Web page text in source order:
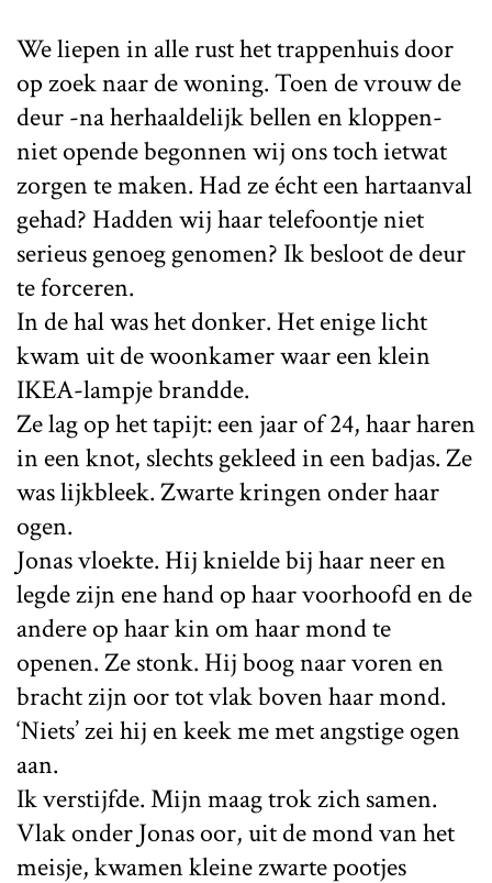
We liepen in alle rust het trappenhuis door
op zoek naar de woning. Toen de vrouw de
deur -na herhaaldelijk bellen en kloppen-
niet opende begonnen wij ons toch ietwat
zorgen te maken. Had ze écht een hartaanval
gehad? Hadden wij haar telefoontje niet
serieus genoeg genomen? Ik besloot de deur
te forceren.
In de hal was het donker. Het enige licht
kwam uit de woonkamer waar een klein
IKEA-lampje brandde.
Ze lag op het tapijt: een jaar of 24, haar haren
in een knot, slechts gekleed in een badjas. Ze
was lijkbleek. Zwarte kringen onder haar
ogen.
Jonas vloekte. Hij knielde bij haar neer en
legde zijn ene hand op haar voorhoofd en de
andere op haar kin om haar mond te
openen. Ze stonk. Hij boog naar voren en
bracht zijn oor tot vlak boven haar mond.
‘Niets’ zei hij en keek me met angstige ogen
aan.
Ik verstijfde. Mijn maag trok zich samen.
Vlak onder Jonas oor, uit de mond van het
meisje, kwamen kleine zwarte pootjes